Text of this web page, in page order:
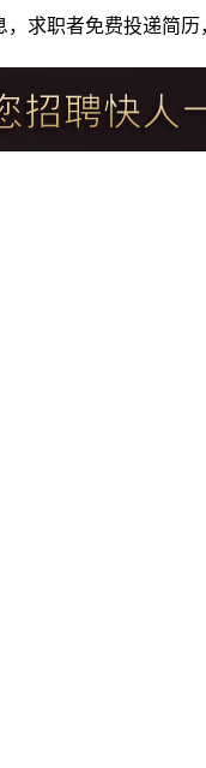
求职者免费投递简